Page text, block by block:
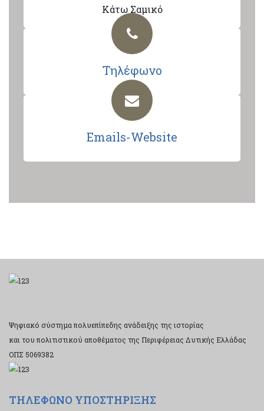
Κάτω Σαμικό
Τηλέφωνο
Emails-Website
Ψηφιακό σύστημα πολυεπίπεδης ανάδειξης της ιστορίας
και του πολιτιστικού αποθέματος της Περιφέρειας Δυτικής Ελλάδας
ΟΠΣ 5069382
ΤΗΛΕΦΩΝΟ ΥΠΟΣΤΗΡΙΞΗΣ